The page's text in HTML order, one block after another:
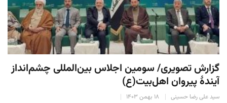
گزارش تصویری/ سومین اجلاس بین‌المللی چشم‌انداز
آیندهٔ پیروان اهل‌بیت(ع)
سید علی رضا حسینی ۱۸ بهمن ۱۴۰۳